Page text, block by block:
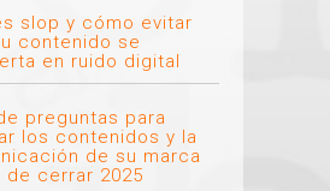
slop y cómo evitar
contenido se
en ruido digital
preguntas para
los contenidos y la
de su marca
de cerrar 2025